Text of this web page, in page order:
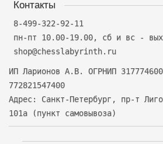
Контакты
8-499-322-92-11
пн-пт 10.00-19.00, сб и вс -
shop@chesslabyrinth.ru
ИП Ларионов А.В. ОГРНИП
772821547400
Адрес: Санкт-Петербург, пр-т
101а (пункт самовывоза)